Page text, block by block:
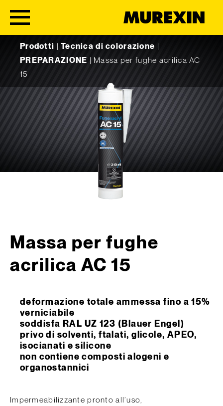
Prodotti |Tecnica di colorazione
PREPARAZIONE
Massa per fughe acrilica AC
15
Massa per fughe
acrilica AC 15
deformazione totale ammessa fino a 15%
verniciabile
soddisfa RAL UZ 123 (Blauer Engel)
privo di solventi, ftalati, glicole, APEO,
isocianati e silicone
non contiene composti alogeni e
organostannici
Impermeabilizzante pronto all’uso,